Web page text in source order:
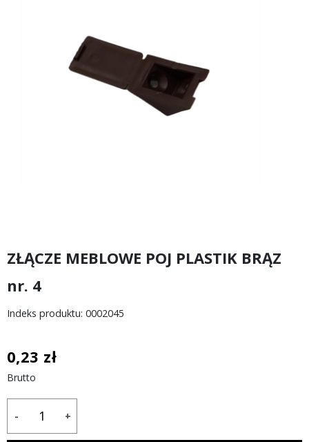
ZŁĄCZE MEBLOWE POJ PLASTIK BRĄZ
nr. 4
Indeks produktu: 0002045
0,23 zł
Brutto
- +